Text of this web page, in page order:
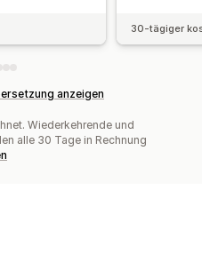
30-tägiger
anzeigen
Wiederkehrende und
alle 30 Tage in Rechnung